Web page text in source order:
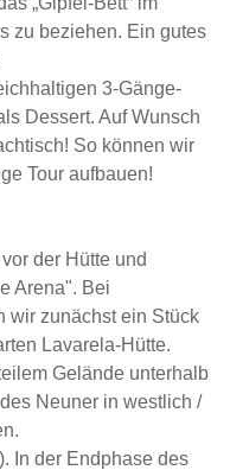
zu beziehen. Ein gutes
3-Gänge-
Dessert. Auf Wunsch
So können wir
Tour aufbauen!
der Hütte und
Arena". Bei
wir zunächst ein Stück
Lavarela-Hütte.
Gelände unterhalb
Neuner in westlich /
In der Endphase des